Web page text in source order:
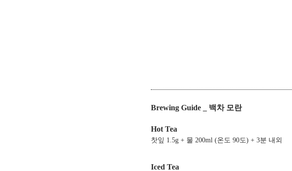
Brewing Guide _ 백차 모란
Hot Tea
찻잎 1.5g + 물 200ml (온도 90도) + 3분 내외
Iced Tea